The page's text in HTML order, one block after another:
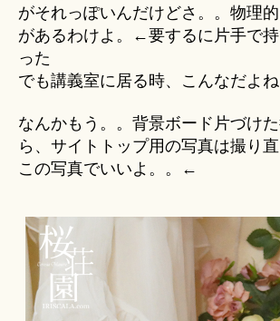
がそれっぽいんだけどさ。。物理
があるわけよ。←要するに片手で
った
でも講義室に居る時、こんなだよね
なんかもう。。背景ボード片づけ
ら、サイトトップ用の写真は撮り直
この写真でいいよ。。←